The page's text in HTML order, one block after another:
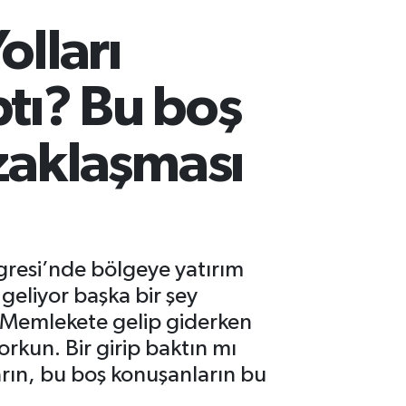
Bu boş
bölgeye yatırım
başka bir şey
Memlekete gelip giderken
Bir girip baktın mı
bu boş konuşanların bu